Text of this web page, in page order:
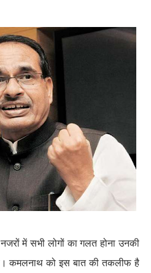
में सभी लोगों का गलत होना उनकी
कमलनाथ को इस बात की तकलीफ है